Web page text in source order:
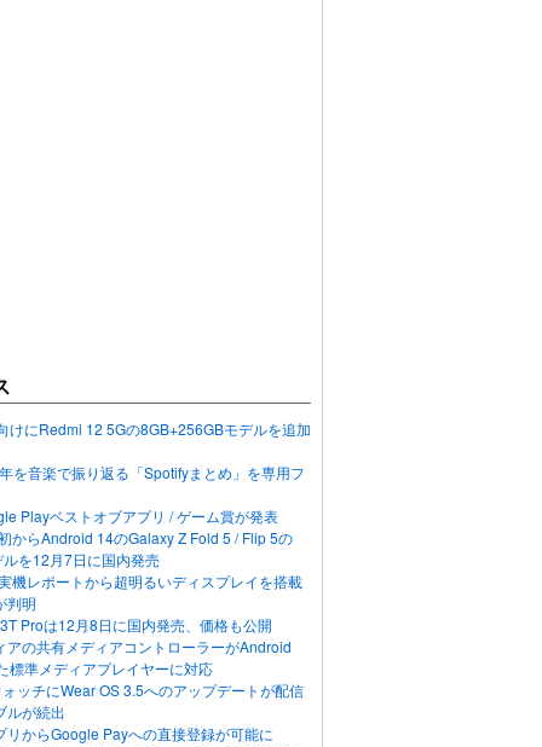
けにRedmi 12 5Gの8GB+256GBモデルを追加
を音楽で振り返る「Spotifyまとめ」を専用フ
Playベストオブアプリ / ゲーム賞が発表
からAndroid 14のGalaxy Z Fold 5 / Flip 5の
を12月7日に国内発売
機レポートから超明るいディスプレイを搭載
判明
Proは12月8日に国内発売、価格も公開
アの共有メディアコントローラーがAndroid
標準メディアプレイヤーに対応
ッチにWear OS 3.5へのアップデートが配信
ルが続出
リからGoogle Payへの直接登録が可能に